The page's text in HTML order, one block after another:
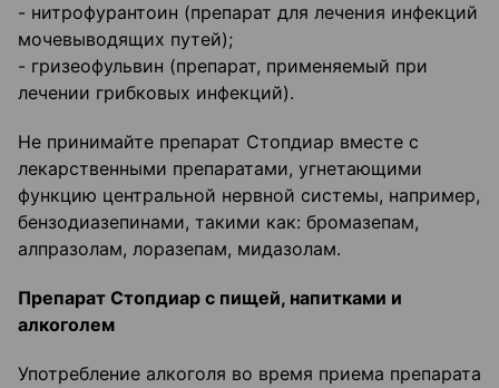
- нитрофурантоин (препарат для лечения инфекций
мочевыводящих путей);
- гризеофульвин (препарат, применяемый при
лечении грибковых инфекций).
Не принимайте препарат Стопдиар вместе с
лекарственными препаратами, угнетающими
функцию центральной нервной системы, например,
бензодиазепинами, такими как: бромазепам,
алпразолам, лоразепам, мидазолам.
Препарат Стопдиар с пищей, напитками и
алкоголем
Употребление алкоголя во время приема препарата